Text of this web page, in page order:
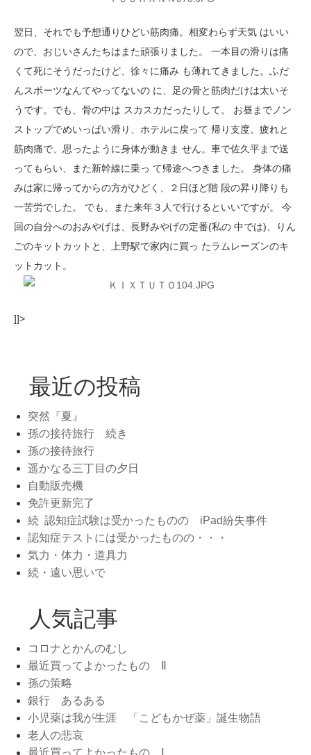
翌日、それでも予想通りひどい筋肉痛。相変わらず天気 はいい
ので、おじいさんたちはまた頑張りました。 一本目の滑りは痛
くて死にそうだったけど、徐々に痛み も薄れてきました。ふだ
んスポーツなんてやってないの に、足の骨と筋肉だけは太いそ
うです。でも、骨の中は スカスカだったりして。 お昼までノン
ストップでめいっぱい滑り、ホテルに戻って 帰り支度。疲れと
筋肉痛で、思ったように身体が動きま せん。車で佐久平まで送
ってもらい、また新幹線に乗っ て帰途へつきました。 身体の痛
みは家に帰ってからの方がひどく、２日ほど階 段の昇り降りも
一苦労でした。 でも、また来年３人で行けるといいですが。 今
回の自分へのおみやげは、長野みやげの定番(私の 中では)、りん
ごのキットカットと、上野駅で家内に買っ たラムレーズンのキ
ットカット。
]]>
最近の投稿
突然『夏』
孫の接待旅行 続き
孫の接待旅行
遥かなる三丁目の夕日
自動販売機
免許更新完了
続 認知症試験は受かったものの iPad紛失事件
認知症テストには受かったものの・・・
気力・体力・道具力
続・遠い思いで
人気記事
コロナとかんのむし
最近買ってよかったもの Ⅱ
孫の策略
銀行 あるある
小児薬は我が生涯 「こどもかぜ薬」誕生物語
老人の悲哀
最近買ってよかったもの Ⅰ